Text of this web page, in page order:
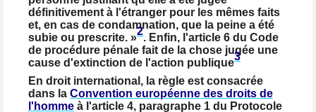
définitivement à l'étranger pour les mêmes faits
et, en cas de condamnation, que la peine a été
subie ou prescrite. »2. Enfin, l'article 6 du Code
de procédure pénale fait de la chose jugée une
cause d'extinction de l'action publique3
En droit international, la règle est consacrée
dans la Convention européenne des droits de
l'homme à l'article 4, paragraphe 1 du Protocole